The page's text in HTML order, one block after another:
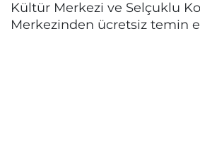
Kültür Merkezi ve Selçuklu
Merkezinden ücretsiz temin